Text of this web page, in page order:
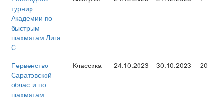
турнир
Академии по
быстрым
шахматам Лига
C
Первенство
Саратовской
области по
шахматам
Классика 24.10.2023 30.10.2023 20